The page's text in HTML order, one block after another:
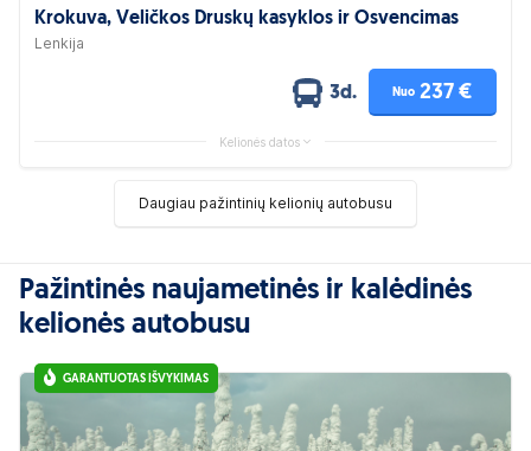
Krokuva, Veličkos Druskų kasyklos ir Osvencimas
Lenkija
3d. Nuo 237 €
Kelionės datos
Daugiau pažintinių kelionių autobusu
Pažintinės naujametinės ir kalėdinės
kelionės autobusu
GARANTUOTAS IŠVYKIMAS